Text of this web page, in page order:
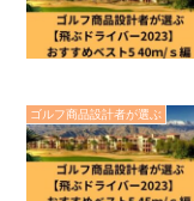
ゴルフ商品設計者が選ぶ